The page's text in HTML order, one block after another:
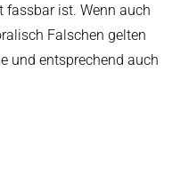
fassbar ist. Wenn auch
Falschen gelten
und entsprechend auch